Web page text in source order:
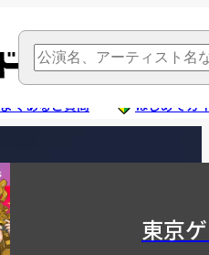
よくあるご質問 はじめてガ
東京